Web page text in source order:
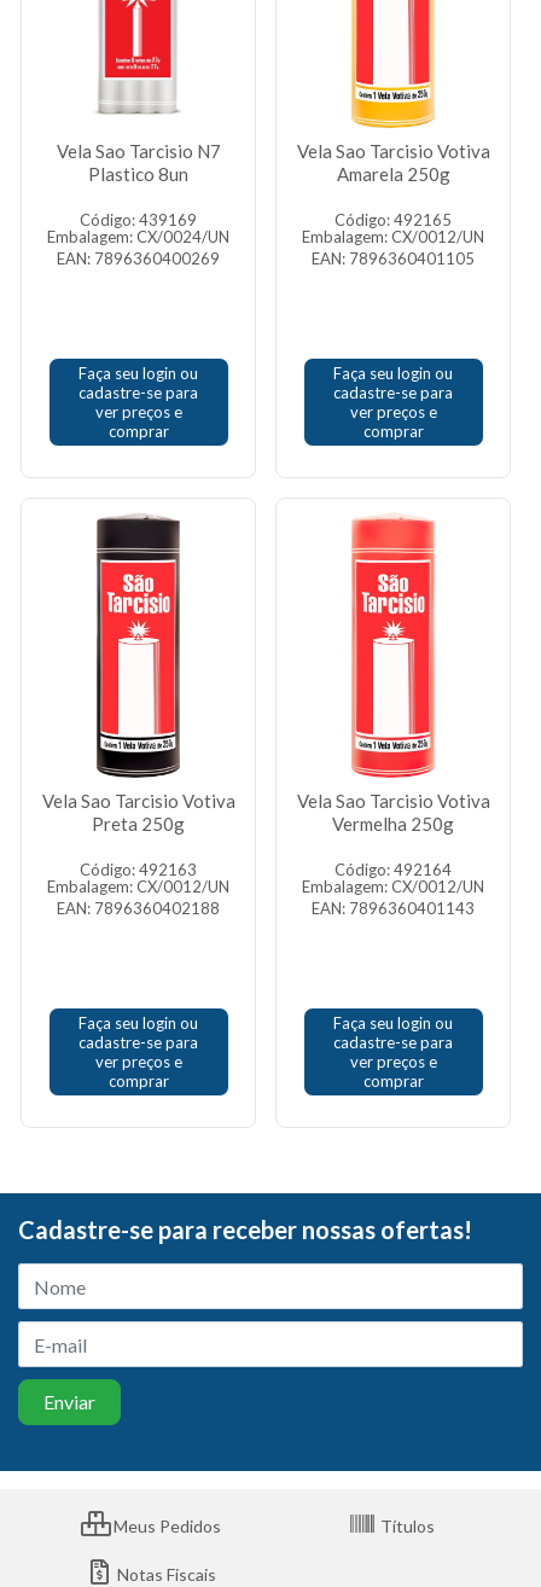
Vela Sao Tarcisio N7
Plastico 8un
Código: 439169
Embalagem: CX/0024/UN
EAN: 7896360400269
Faça seu login ou
cadastre-se para
ver preços e
comprar
Vela Sao Tarcisio Votiva
Amarela 250g
Código: 492165
Embalagem: CX/0012/UN
EAN: 7896360401105
Faça seu login ou
cadastre-se para
ver preços e
comprar
Vela Sao Tarcisio Votiva
Preta 250g
Código: 492163
Embalagem: CX/0012/UN
EAN: 7896360402188
Faça seu login ou
cadastre-se para
ver preços e
comprar
Vela Sao Tarcisio Votiva
Vermelha 250g
Código: 492164
Embalagem: CX/0012/UN
EAN: 7896360401143
Faça seu login ou
cadastre-se para
ver preços e
comprar
Cadastre-se para receber nossas ofertas!
Meus Pedidos Títulos
Notas Fiscais